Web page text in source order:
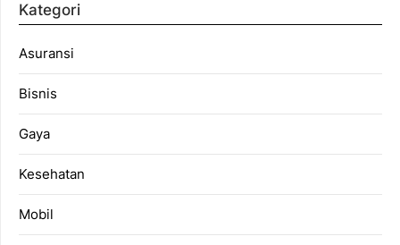
Kategori
Asuransi
Bisnis
Gaya
Kesehatan
Mobil